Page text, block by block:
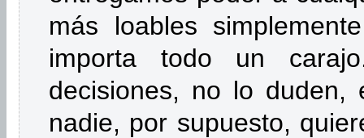
más loables
importa todo un
decisiones, no lo duden,
nadie, por supuesto,